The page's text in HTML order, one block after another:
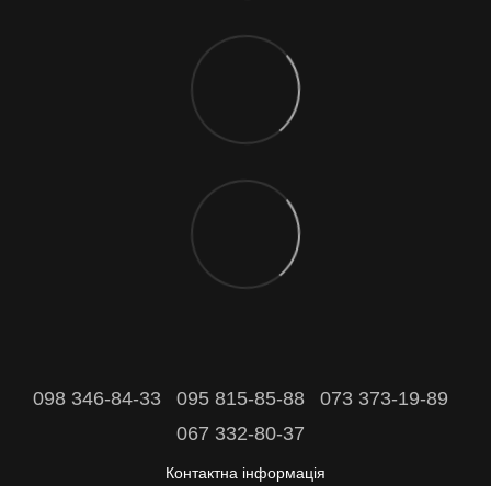
098 346-84-33 095 815-85-88
073 373-19-89
067 332-80-37
Контактна інформація